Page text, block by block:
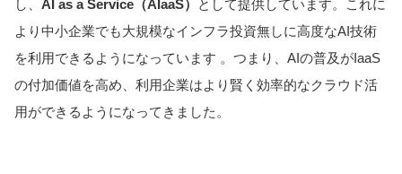
し、 AI as a Service（AIaaS）
として提供しています。これに
より中小企業でも大規模なインフラ投資無しに高度なAI技術
を利用できるようになっています 。つまり、AIの普及がIaaS
の付加価値を高め、利用企業はより賢く効率的なクラウド活
用ができるようになってきました。